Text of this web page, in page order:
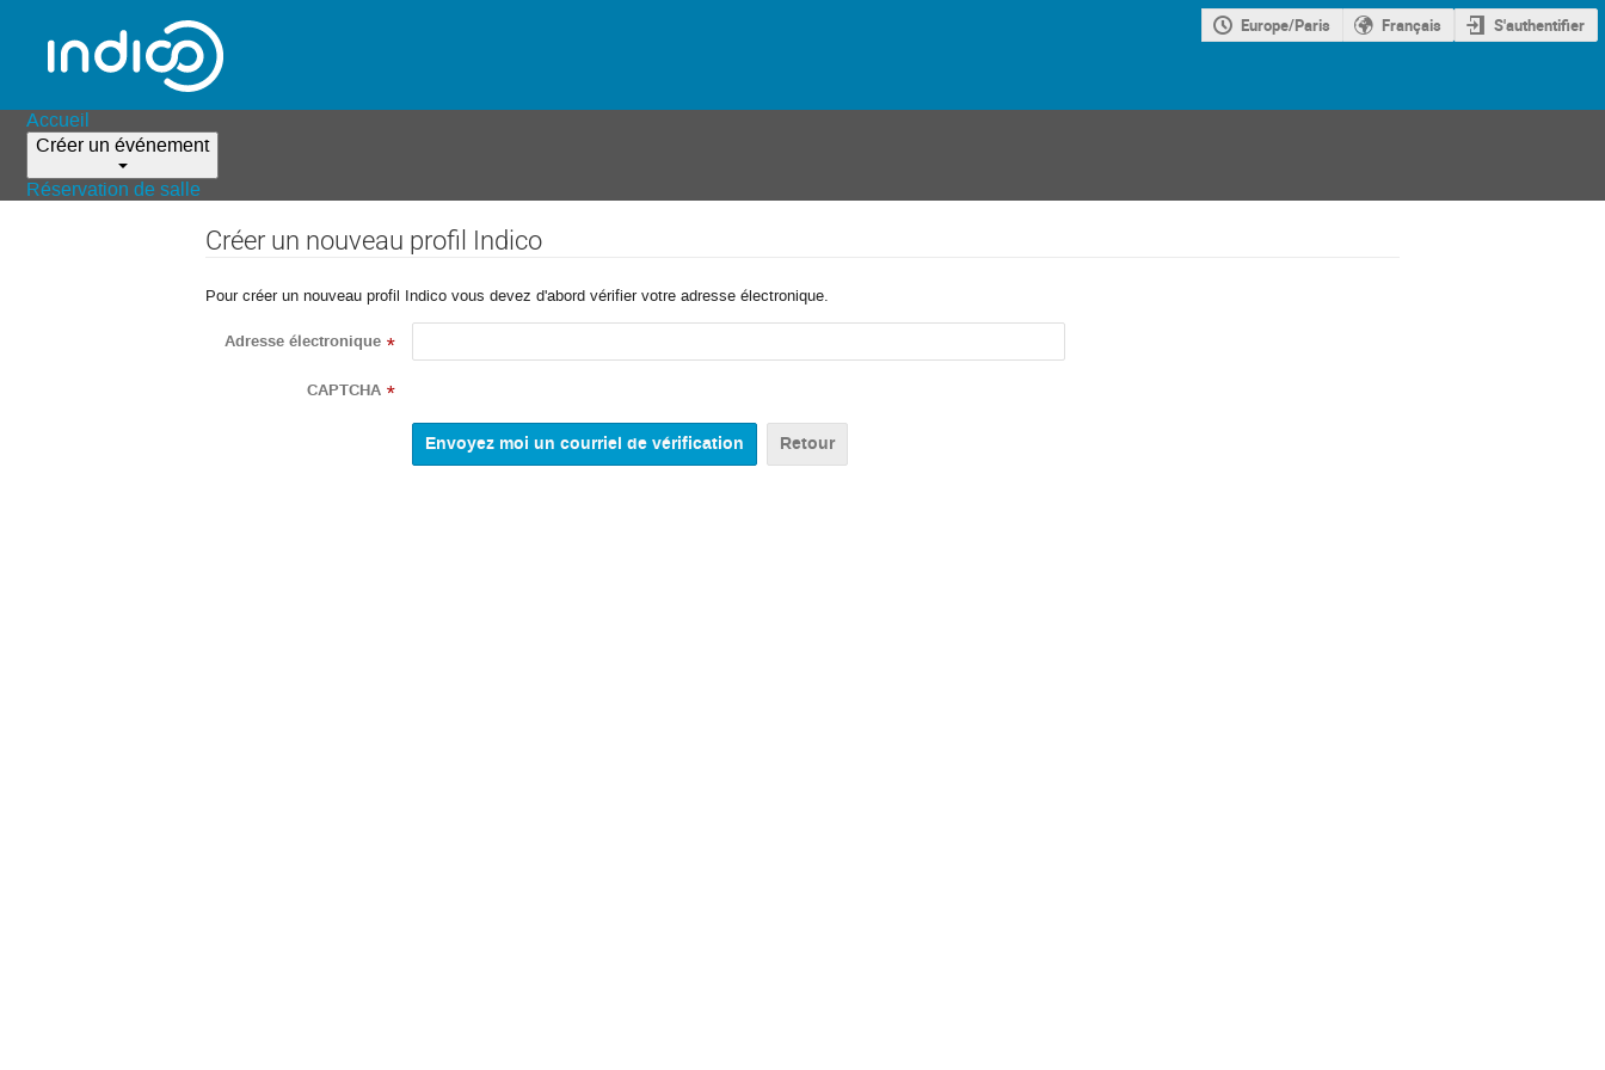
Europe/Paris Français S'authentifier
Accueil
Créer un événement
Réservation de salle
Créer un nouveau profil Indico
Pour créer un nouveau profil Indico vous devez d'abord vérifier votre adresse électronique.
Adresse électronique *
CAPTCHA *
Retour